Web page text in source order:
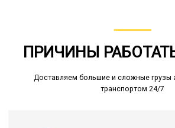
ПРИЧИНЫ
Доставляем большие и сложные грузы
транспортом 24/7